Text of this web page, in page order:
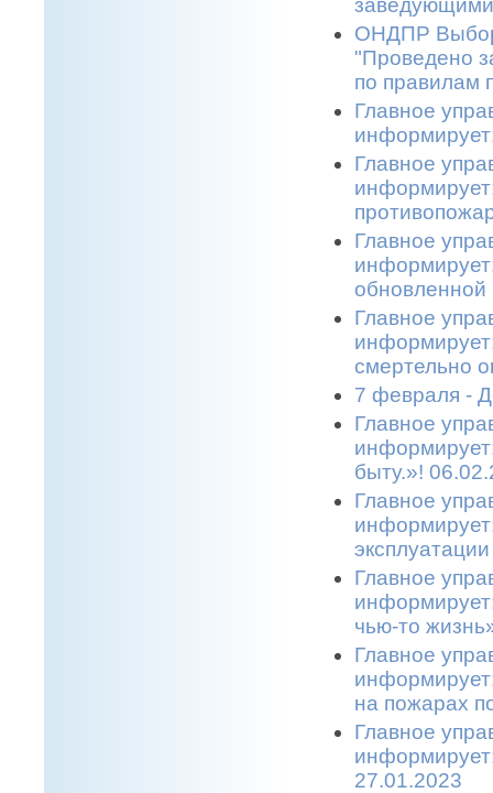
ОНДПР
"Проведено
по правилам
Главное
Главное
Главное
обновленной
Главное
смертельно
7 февраля -
Главное
быту.»!
Главное
Главное
чью-то
Главное
на пожарах
Главное
27.01.2023